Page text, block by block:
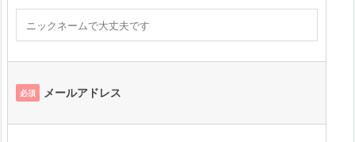
必須 メールアドレス